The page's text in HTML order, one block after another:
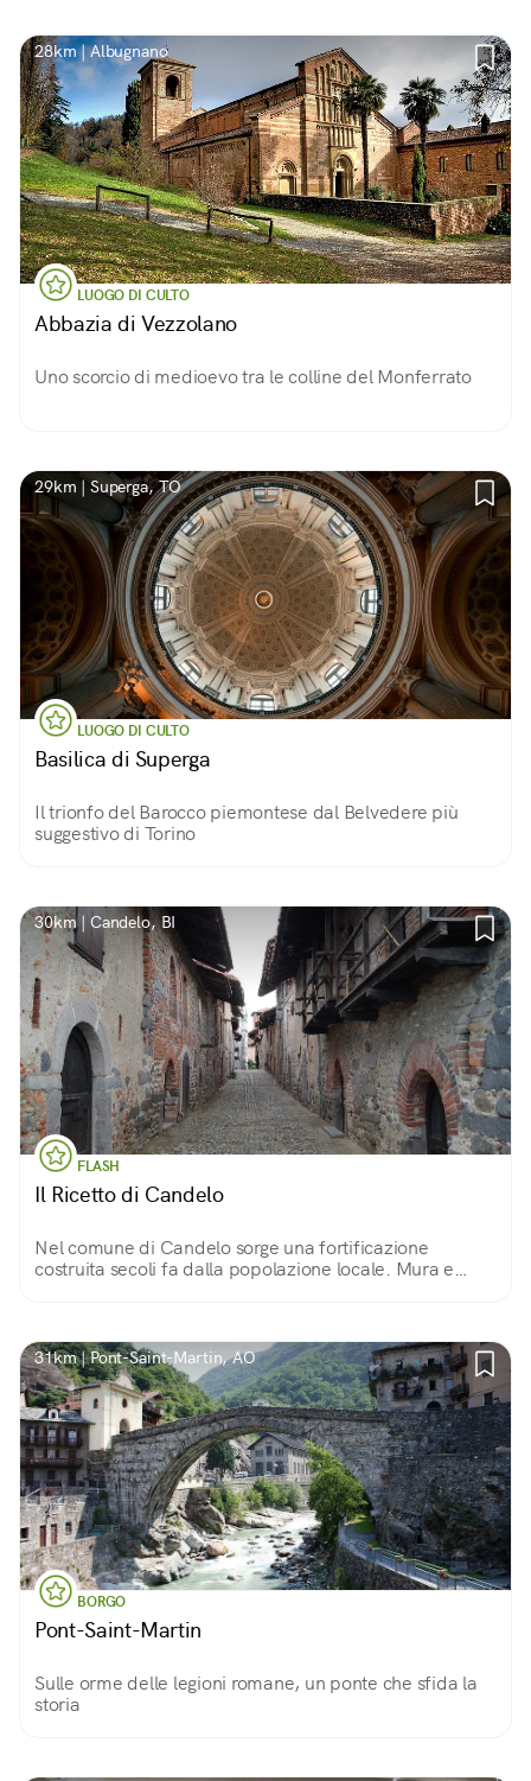
28km | Albugnano
LUOGO DI CULTO
Abbazia di Vezzolano
Uno scorcio di medioevo tra le colline del Monferrato
29km | Superga, TO
LUOGO DI CULTO
Basilica di Superga
Il trionfo del Barocco piemontese dal Belvedere più
suggestivo di Torino
30km | Candelo, BI
FLASH
Il Ricetto di Candelo
Nel comune di Candelo sorge una fortificazione
costruita secoli fa dalla popolazione locale. Mura e
31km | Pont-Saint-Martin, AO
BORGO
Pont-Saint-Martin
Sulle orme delle legioni romane, un ponte che sfida la
storia